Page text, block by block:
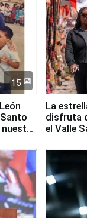
15
La
disfruta
el Valle